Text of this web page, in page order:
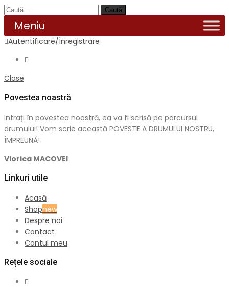
Caută
Autentificare/Înregistrare
Close
Povestea noastră
Intrați în povestea noastră, ea va fi scrisă pe parcursul
drumului! Vom scrie această POVESTE A DRUMULUI NOSTRU,
ÎMPREUNĂ!
Viorica MACOVEI
Linkuri utile
Acasă
Shopnew
Despre noi
Contact
Contul meu
Rețele sociale